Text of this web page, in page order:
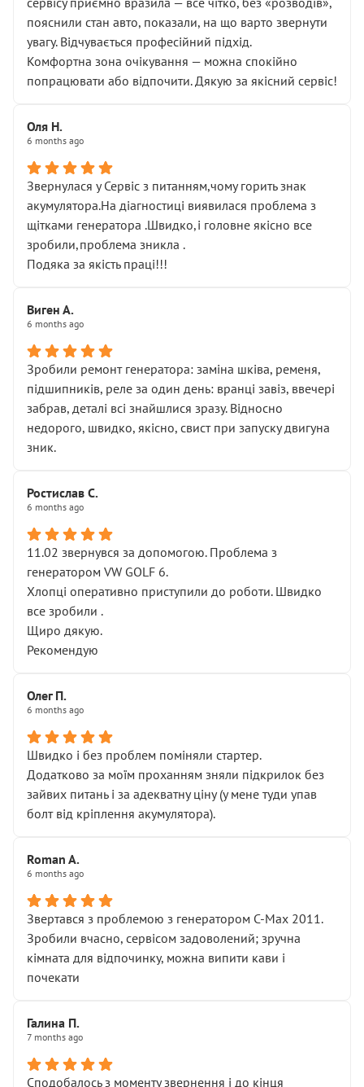
пояснили стан авто, показали, на що варто звернути
увагу. Відчувається професійний підхід.
Комфортна зона очікування — можна спокійно
попрацювати або відпочити. Дякую за якісний сервіс!
Оля Н.
6 months ago
Звернулася у Сервіс з питанням,чому горить знак
акумулятора.На діагностиці виявилася проблема з
щітками генератора .Швидко,і головне якісно все
зробили,проблема зникла .
Подяка за якість праці!!!
Виген А.
6 months ago
Зробили ремонт генератора: заміна шківа, ременя,
підшипників, реле за один день: вранці завіз, ввечері
забрав, деталі всі знайшлися зразу. Відносно
недорого, швидко, якісно, свист при запуску двигуна
зник.
Ростислав С.
6 months ago
11.02 звернувся за допомогою. Проблема з
генератором VW GOLF 6.
Хлопці оперативно приступили до роботи. Швидко
все зробили .
Щиро дякую.
Рекомендую
Олег П.
6 months ago
Швидко і без проблем поміняли стартер.
Додатково за моїм проханням зняли підкрилок без
зайвих питань і за адекватну ціну (у мене туди упав
болт від кріплення акумулятора).
Roman A.
6 months ago
Звертався з проблемою з генератором C-Max 2011.
Зробили вчасно, сервісом задоволений; зручна
кімната для відпочинку, можна випити кави і
почекати
Галина П.
7 months ago
Сподобалось з моменту звернення і до кінця